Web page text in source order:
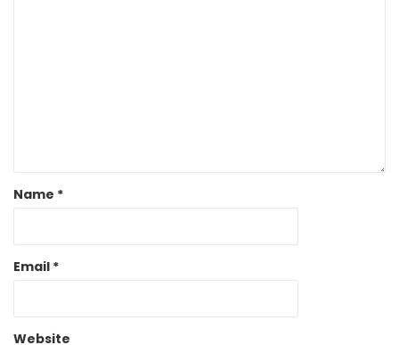
Name *
Email *
Website